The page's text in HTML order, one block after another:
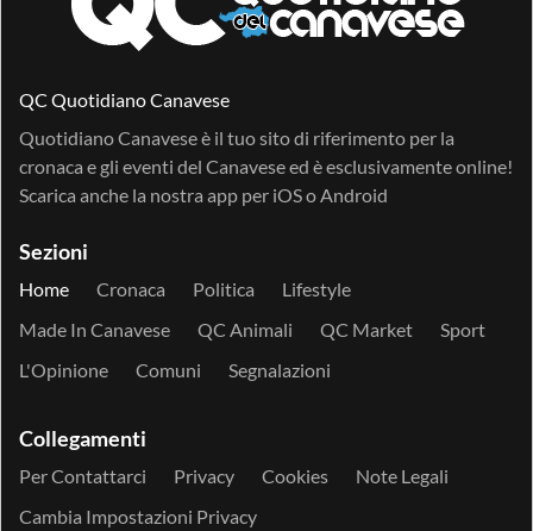
QC Quotidiano Canavese
Quotidiano Canavese è il tuo sito di riferimento per la
cronaca e gli eventi del Canavese ed è esclusivamente online!
Scarica anche la nostra app per iOSoAndroid
Sezioni
Home Cronaca Politica
Lifestyle
Made In Canavese
QC Animali QC Market
Sport
L'Opinione
Comuni Segnalazioni
Collegamenti
Per Contattarci Privacy Cookies
Note Legali
Cambia Impostazioni Privacy